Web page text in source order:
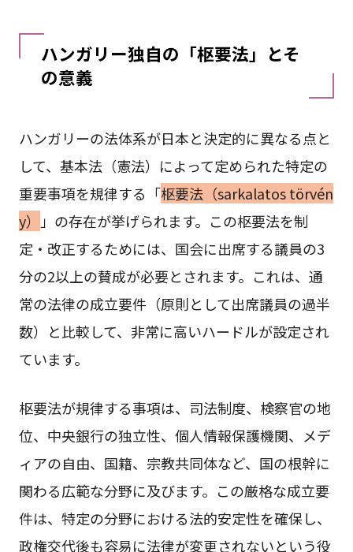
ハンガリー独自の「枢要法」とそ
の意義
ハンガリーの法体系が日本と決定的に異なる点と
して、基本法（憲法）によって定められた特定の
重要事項を規律する「枢要法（sarkalatos törvén
y）
」の存在が挙げられます。この枢要法を制
定・改正するためには、国会に出席する議員の3
分の2以上の賛成が必要とされます。これは、通
常の法律の成立要件（原則として出席議員の過半
数）と比較して、非常に高いハードルが設定され
ています。
枢要法が規律する事項は、司法制度、検察官の地
位、中央銀行の独立性、個人情報保護機関、メデ
ィアの自由、国籍、宗教共同体など、国の根幹に
関わる広範な分野に及びます。この厳格な成立要
件は、特定の分野における法的安定性を確保し、
政権交代後も容易に法律が変更されないという役